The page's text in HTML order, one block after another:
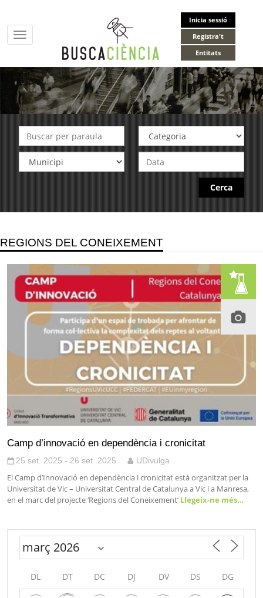
Inicia sessió
Registra't
Entitats
Toggle
navigation
Cerca
REGIONS DEL CONEIXEMENT
Camp d’innovació en dependència i cronicitat
25 set. 2025 - 26 set. 2025 UDivulga
El Camp d’Innovació en dependència i cronicitat està organitzat per la
Universitat de Vic – Universitat Central de Catalunya a Vic i a Manresa,
en el marc del projecte ‘Regions del Coneixement’ Llegeix-ne més…
DL DT DC DJ DV DS DG